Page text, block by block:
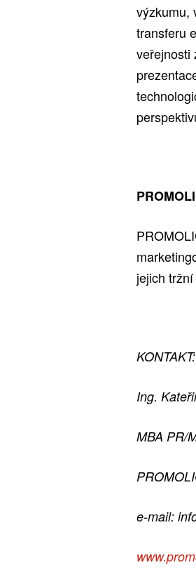
výzkumu,
transferu
veřejnosti
jejich
KONTAKT:
Ing.
MBA PR/
e-mail: